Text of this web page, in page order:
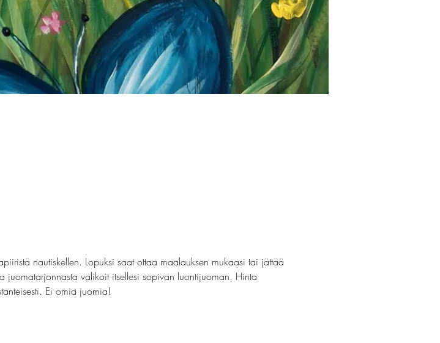
nautiskellen. Lopuksi saat ottaa maalauksen mukaasi tai jättää
valikoit itsellesi sopivan luontijuoman. Hinta
Ei omia juomia!